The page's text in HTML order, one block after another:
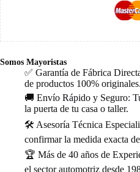
Somos Mayoristas
✅ Garantía de Fábrica
de productos 100% originales.
🚚 Envío Rápido y Seguro:
la puerta de tu casa o taller.
🛠️ Asesoría Técnica
confirmar la medida exacta
🏆 Más de 40 años de
el sector automotriz desde